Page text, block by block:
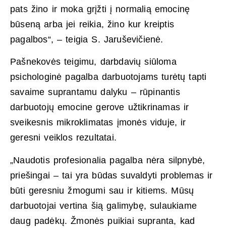
pats žino ir moka grįžti į normalią emocinę
būseną arba jei reikia, žino kur kreiptis
pagalbos“, – teigia S. Jaruševičienė.
Pašnekovės teigimu, darbdavių siūloma
psichologinė pagalba darbuotojams turėtų tapti
savaime suprantamu dalyku – rūpinantis
darbuotojų emocine gerove užtikrinamas ir
sveikesnis mikroklimatas įmonės viduje, ir
geresni veiklos rezultatai.
„Naudotis profesionalia pagalba nėra silpnybė,
priešingai – tai yra būdas suvaldyti problemas ir
būti geresniu žmogumi sau ir kitiems. Mūsų
darbuotojai vertina šią galimybę, sulaukiame
daug padėkų. Žmonės puikiai supranta, kad